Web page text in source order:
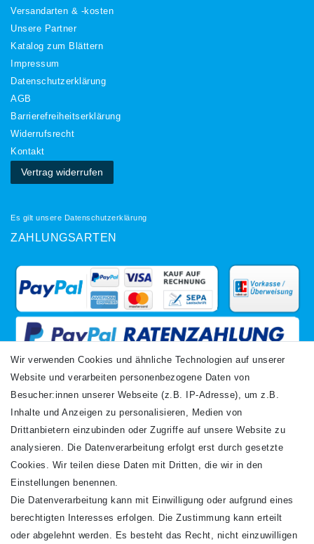
Versandarten & -kosten
Unsere Partner
Katalog zum Blättern
Impressum
Daten­schutz­erklärung
AGB
Barrierefreiheitserklärung
Widerrufs­recht
Kontakt
Vertrag widerrufen
Es gilt unsere Datenschutzerklärung
ZAHLUNGSARTEN
VERSANDARTEN
Newsletter
Wir verwenden Cookies und ähnliche Technologien auf unserer
Website und verarbeiten personenbezogene Daten von
Besucher:innen unserer Webseite (z.B. IP-Adresse), um z.B.
Inhalte und Anzeigen zu personalisieren, Medien von
Drittanbietern einzubinden oder Zugriffe auf unsere Website zu
analysieren. Die Datenverarbeitung erfolgt erst durch gesetzte
Cookies. Wir teilen diese Daten mit Dritten, die wir in den
Einstellungen benennen.
Die Datenverarbeitung kann mit Einwilligung oder aufgrund eines
berechtigten Interesses erfolgen. Die Zustimmung kann erteilt
oder abgelehnt werden. Es besteht das Recht, nicht einzuwilligen